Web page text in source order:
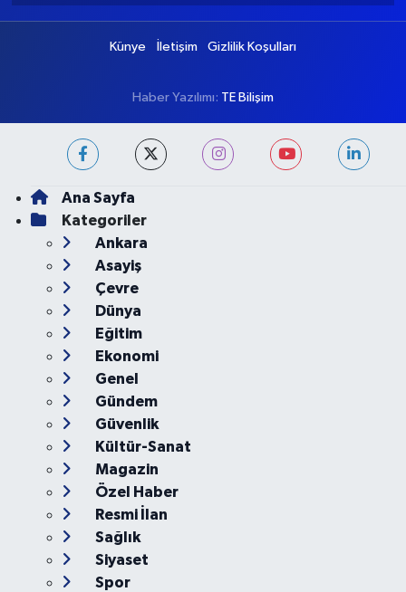
Künye İletişim Gizlilik Koşulları
Haber Yazılımı: TE Bilişim
Ana Sayfa
Kategoriler
Ankara
Asayiş
Çevre
Dünya
Eğitim
Ekonomi
Genel
Gündem
Güvenlik
Kültür-Sanat
Magazin
Özel Haber
Resmi İlan
Sağlık
Siyaset
Spor